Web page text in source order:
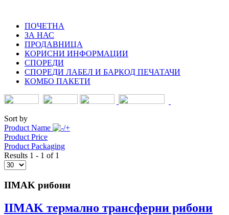
ПОЧЕТНА
ЗА НАС
ПРОДАВНИЦА
КОРИСНИ ИНФОРМАЦИИ
СПОРЕДИ
СПОРЕДИ ЛАБЕЛ И БАРКОД ПЕЧАТАЧИ
КОМБО ПАКЕТИ
Sort by
Product Name
Product Price
Product Packaging
Results 1 - 1 of 1
IIMAK рибони
IIMAK термално трансферни рибони